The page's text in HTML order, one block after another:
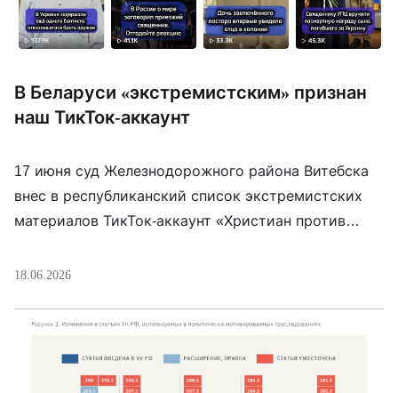
В Беларуси «экстремистским» признан
наш ТикТок-аккаунт
17 июня суд Железнодорожного района Витебска
внес в республиканский список экстремистских
материалов ТикТок-аккаунт «Христиан против
Беларуси может грозить административный
18.06.2026